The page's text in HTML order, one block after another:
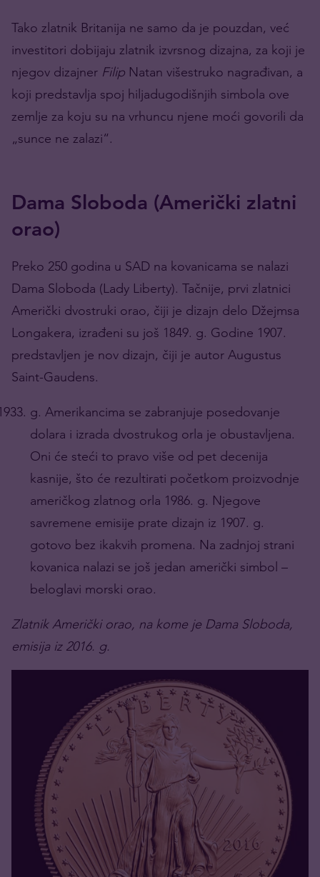
Tako zlatnik Britanija ne samo da je pouzdan, već
investitori dobijaju zlatnik izvrsnog dizajna, za koji je
njegov dizajner Filip Natan višestruko nagrađivan, a
koji predstavlja spoj hiljadugodišnjih simbola ove
zemlje za koju su na vrhuncu njene moći govorili da
„sunce ne zalazi“.
Dama Sloboda (Američki zlatni
orao)
Preko 250 godina u SAD na kovanicama se nalazi
Dama Sloboda (Lady Liberty). Tačnije, prvi zlatnici
Američki dvostruki orao, čiji je dizajn delo Džejmsa
Longakera, izrađeni su još 1849. g. Godine 1907.
predstavljen je nov dizajn, čiji je autor Augustus
Saint-Gaudens.
g. Amerikancima se zabranjuje posedovanje
dolara i izrada dvostrukog orla je obustavljena.
Oni će steći to pravo više od pet decenija
kasnije, što će rezultirati početkom proizvodnje
američkog zlatnog orla 1986. g. Njegove
savremene emisije prate dizajn iz 1907. g.
gotovo bez ikakvih promena. Na zadnjoj strani
kovanica nalazi se još jedan američki simbol –
beloglavi morski orao.
Zlatnik Američki orao, na kome je Dama Sloboda,
emisija iz 2016. g.